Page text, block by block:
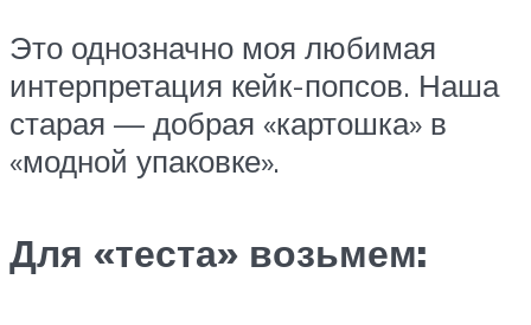
Это однозначно моя любимая
интерпретация кейк-попсов. Наша
старая — добрая «картошка» в
«модной упаковке».
Для «теста» возьмем: